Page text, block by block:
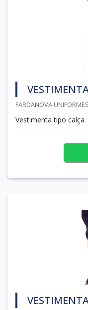
FARDANOVA
Vestimenta tipo calça